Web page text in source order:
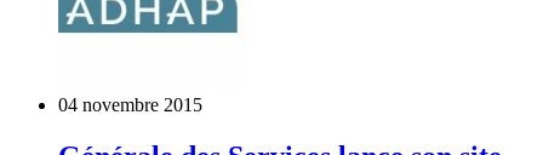
04 novembre 2015